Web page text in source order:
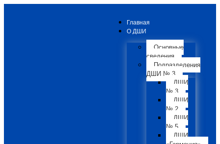
Главная
О ДШИ
Основные
сведения
Подразделения
ДШИ № 3
ДШИ
№ 3
ДШИ
№ 2
ДШИ
№ 5
ДШИ